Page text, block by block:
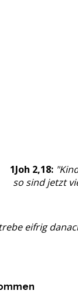
1Joh 2,18:
so sind jetzt
eifrig